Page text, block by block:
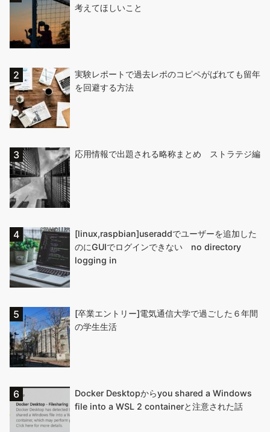
考えてほしいこと
実験レポートで過去レポのコピペがばれても留年
を回避する方法
応用情報で出題される略称まとめ ストラテジ編
[linux,raspbian]useraddでユーザーを追加した
のにGUIでログインできない no directory
logging in
[卒業エントリー]電気通信大学で過ごした６年間
の学生生活
Docker Desktopからyou shared a Windows
file into a WSL 2 containerと注意された話